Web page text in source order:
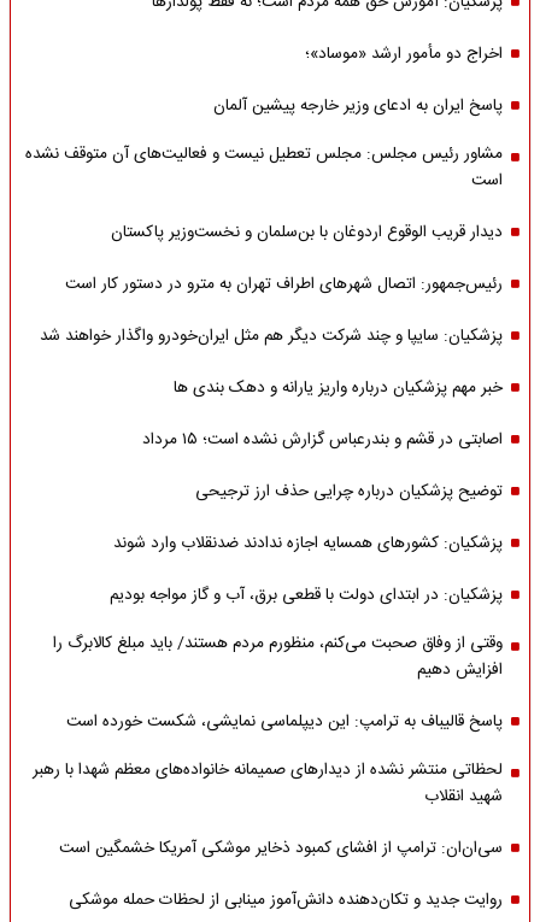
اخراج دو مأمور ارشد «موساد»؛
پاسخ ایران به ادعای وزیر خارجه پیشین آلمان
مشاور رئیس مجلس: مجلس تعطیل نیست و فعالیت‌های آن متوقف نشده
است
دیدار قریب الوقوع اردوغان با بن‌سلمان و نخست‌وزیر پاکستان
رئیس‌جمهور: اتصال شهرهای اطراف تهران به مترو در دستور کار است
پزشکیان: سایپا و چند شرکت دیگر هم مثل ایران‌خودرو واگذار خواهند شد
خبر مهم پزشکیان درباره واریز یارانه و دهک بندی ها
اصابتی در قشم و بندرعباس گزارش نشده است؛ ۱۵ مرداد
توضیح پزشکیان درباره چرایی حذف ارز ترجیحی
پزشکیان: کشورهای همسایه اجازه ندادند ضدنقلاب وارد شوند
پزشکیان: در ابتدای دولت با قطعی برق، آب و گاز مواجه بودیم
وقتی از وفاق صحبت می‌کنم، منظورم مردم هستند/ باید مبلغ کالابرگ را
افزایش دهیم
پاسخ قالیباف به ترامپ: این دیپلماسی نمایشی، شکست خورده است
لحظاتی منتشر نشده از دیدارهای صمیمانه خانواده‌های معظم شهدا با رهبر
شهید انقلاب
سی‌ان‌ان: ترامپ از افشای کمبود ذخایر موشکی آمریکا خشمگین است
روایت جدید و تکان‌دهنده دانش‌آموز مینابی از لحظات حمله موشکی